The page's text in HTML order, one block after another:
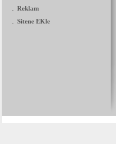
. Reklam
. Sitene EKle